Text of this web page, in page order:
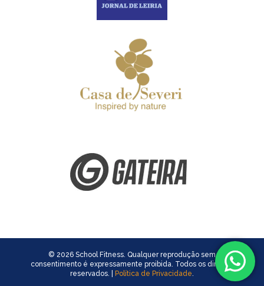
© 2026 School Fitness. Qualquer reprodução sem
consentimento é expressamente proibida. Todos os direitos
reservados. | Política de Privacidade